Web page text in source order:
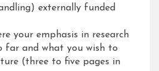
externally funded
your emphasis in research
far and what you wish to
(three to five pages in